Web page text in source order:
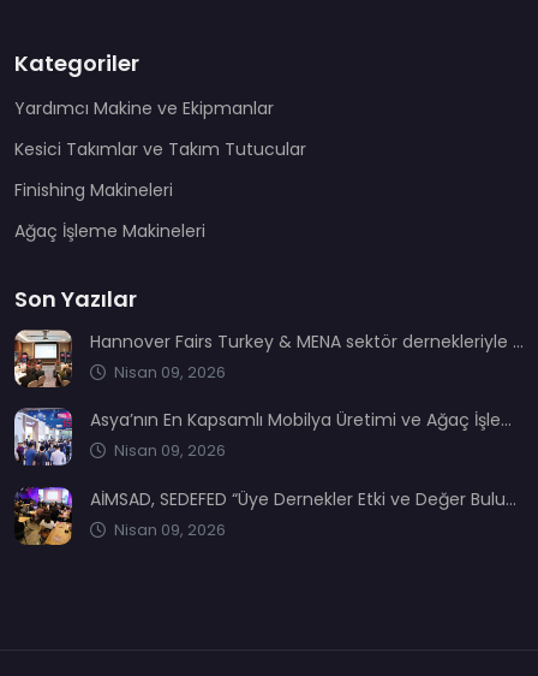
Kategoriler
Yardımcı Makine ve Ekipmanlar
Kesici Takımlar ve Takım Tutucular
Finishing Makineleri
Ağaç İşleme Makineleri
Son Yazılar
Hannover Fairs Turkey & MENA sektör dernekleriyle bir araya geldi
Nisan 09, 2026
Asya’nın En Kapsamlı Mobilya Üretimi ve Ağaç İşleme Fuarı: CIFM / Interzum Guangzhou
Nisan 09, 2026
AİMSAD, SEDEFED “Üye Dernekler Etki ve Değer Buluşması’nda” yerini aldı
Nisan 09, 2026